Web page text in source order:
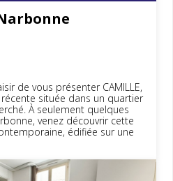
de vous présenter CAMILLE,
située dans un quartier
À seulement quelques
venez découvrir cette
édifiée sur une